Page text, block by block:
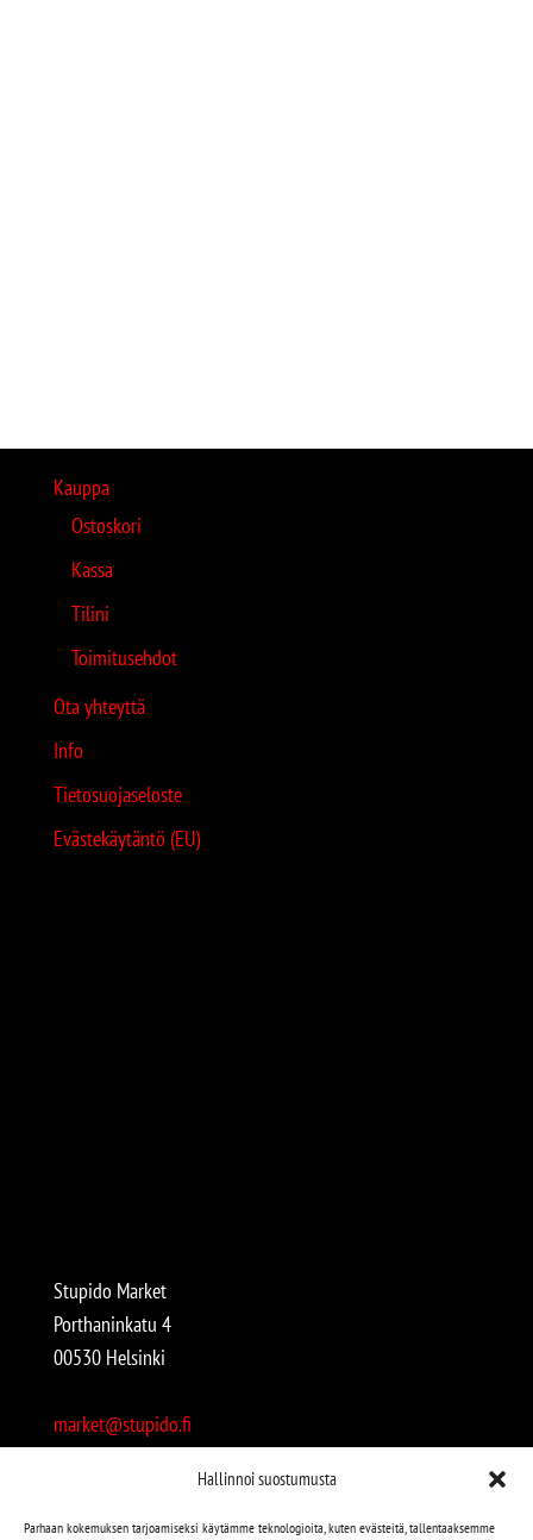
Hallinnoi suostumusta
Parhaan kokemuksen tarjoamiseksi käytämme teknologioita, kuten evästeitä, tallentaaksemme
Kauppa
Ostoskori
Kassa
Tilini
Toimitusehdot
Ota yhteyttä
Info
Tietosuojaseloste
Evästekäytäntö (EU)
Stupido Market
Porthaninkatu 4
00530 Helsinki
market@stupido.fi
Avoinna: